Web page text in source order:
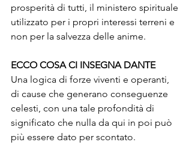
prosperità di tutti, il ministero spirituale
utilizzato per i propri interessi terreni e
non per la salvezza delle anime.
ECCO COSA CI INSEGNA DANTE
Una logica di forze viventi e operanti,
di cause che generano conseguenze
celesti, con una tale profondità di
significato che nulla da qui in poi può
più essere dato per scontato.